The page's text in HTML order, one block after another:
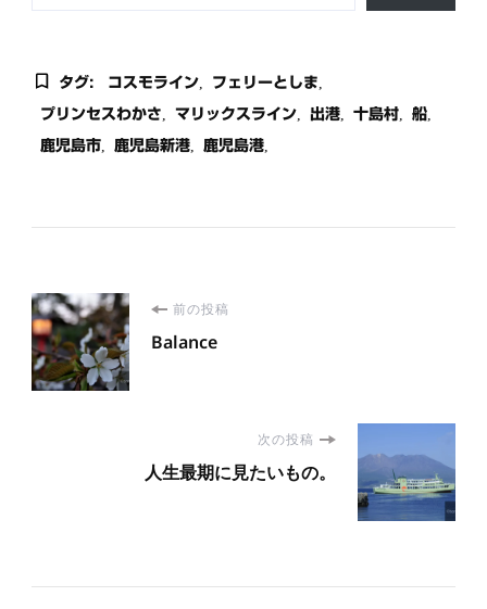
タグ: コスモライン フェリーとしま
プリンセスわかさ マリックスライン 出港 十島村 船
鹿児島市 鹿児島新港 鹿児島港
投
稿
ー
前の投稿
Balance
次の投稿
人生最期に見たいもの。